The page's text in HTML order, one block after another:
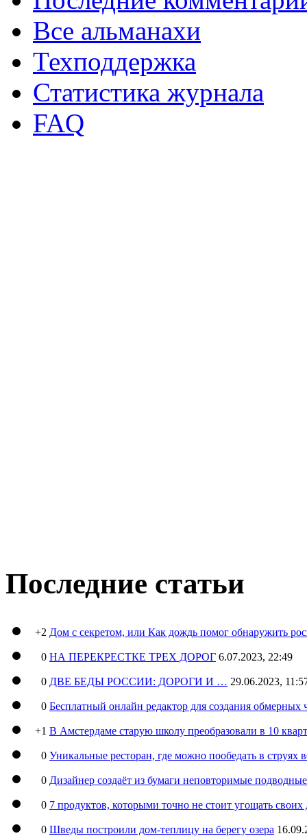
Все альманахи
Техподдержка
Статистика журнала
FAQ
Последние статьи
+2 Дом с секретом, или Как дождь помог обнаружить
0 НА ПЕРЕКРЕСТКЕ ТРЕХ ДОРОГ 6.07.2023, 22:49
0 ДВЕ БЕДЫ РОССИИ: ДОРОГИ И … 29.06.2023,
0 Бесплатный онлайн редактор для создания обмерных
+1 В Амстердаме старую школу преобразовали в 10
0 Уникальные ресторан, где можно пообедать в струях
0 Дизайнер создаёт из бумаги неповторимые
0 7 продуктов, которыми точно не стоит угощать
0 Шведы построили дом-теплицу на берегу озера